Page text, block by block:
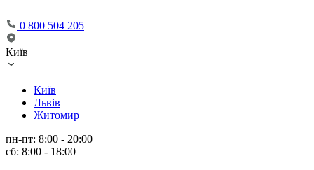
0 800 504 205
Київ
Київ
Львів
Житомир
пн-пт: 8:00 - 20:00
сб: 8:00 - 18:00